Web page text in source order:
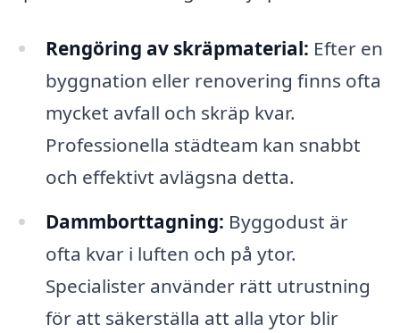
Rengöring av skräpmaterial: Efter en
byggnation eller renovering finns ofta
mycket avfall och skräp kvar.
Professionella städteam kan snabbt
och effektivt avlägsna detta.
Dammborttagning: Byggodust är
ofta kvar i luften och på ytor.
Specialister använder rätt utrustning
för att säkerställa att alla ytor blir